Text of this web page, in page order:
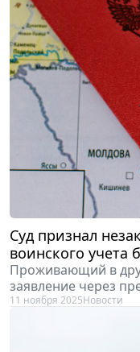
Суд признал
воинского учета
Проживающий в
заявление через
11 ноября 2025Новости